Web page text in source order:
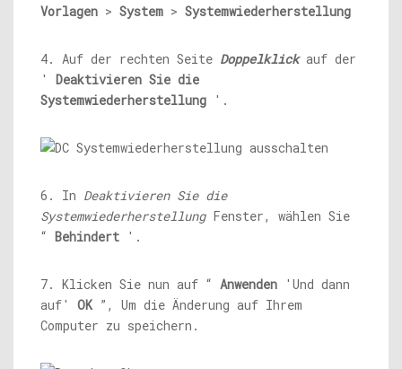
Vorlagen > System > Systemwiederherstellung
4. Auf der rechten Seite Doppelklick auf der
' Deaktivieren Sie die
Systemwiederherstellung '.
6. In Deaktivieren Sie die
SystemwiederherstellungFenster, wählen Sie
“ Behindert '.
7. Klicken Sie nun auf “ Anwenden 'Und dann
auf' OK ”, Um die Änderung auf Ihrem
Computer zu speichern.